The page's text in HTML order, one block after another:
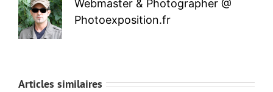
Webmaster & Photographer @
Photoexposition.fr
Articles similaires